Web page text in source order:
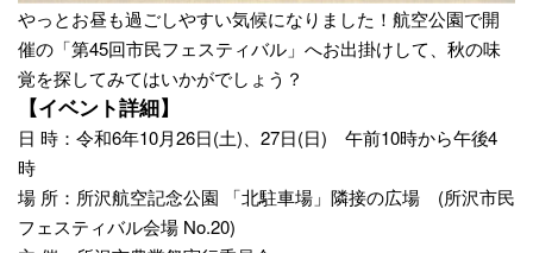
やっとお昼も過ごしやすい気候になりました！航空公園で開
催の「第45回市民フェスティバル」へお出掛けして、秋の味
覚を探してみてはいかがでしょう？
【イベント詳細】
日 時：令和6年10月26日(土)、27日(日) 午前10時から午後4
時
場 所：所沢航空記念公園 「北駐車場」隣接の広場 (所沢市民
フェスティバル会場 No.20)